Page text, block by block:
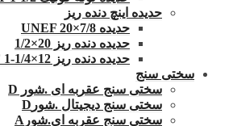
حدیده اینچ دنده ریز
حدیده UNEF 20×7/8
حدیده دنده ریز 20×1/2
حدیده دنده ریز 12×1/4-1 UNF
سختی سنج
سختی سنج عقربه ای .شور D
سختی سنج دیجیتال .شورD
سختی سنج عقربه ای.شورA